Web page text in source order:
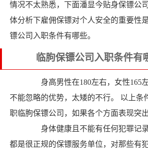
情况不太熟悉，下面潘显今贴身保镖公
体分析下雇佣保镖对个人安全的重要性
镖公司入职条件有哪些。
临朐保镖公司入职条件有
身高男性在180左右，女性165
不能忽略的优势，太矮的不行。 以上条
职临朐保镖公司，如果各个方面表现突
身体健康且不能有任何犯罪记录
都是很正规的保镖服务单位，对那些有